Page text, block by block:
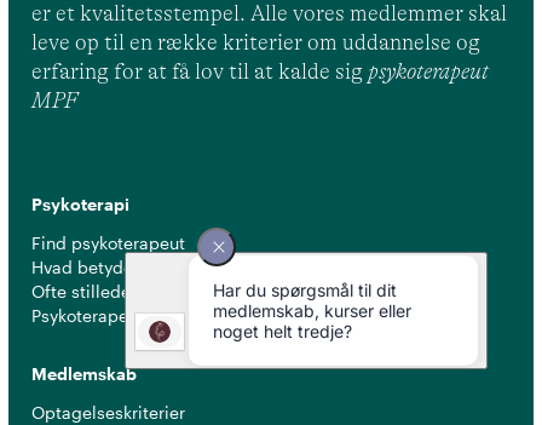
er et kvalitetsstempel. Alle vores medlemmer skal
leve op til en række kriterier om uddannelse og
erfaring for at få lov til at kalde sig psykoterapeut
MPF
Psykoterapi
Find psykoterapeut
Hvad betyder titlen 'psykoterapeut MPF' ?
Ofte stillede spørgsmål
Psykoterapeuter nær dig
Medlemskab
Optagelseskriterier